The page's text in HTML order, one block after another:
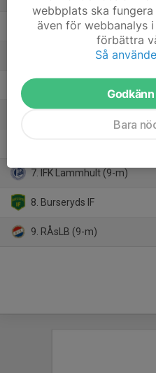
2. SIS/WIK
3. IFK Värnamo 1
4. Hestra SSK/Dalstorps IF (9-m)
7. IFK Lammhult (9-m)
8. Burseryds IF
9. RÅsLB (9-m)
webbplats ska
även för webbanalys
förbättra
Så
Bara